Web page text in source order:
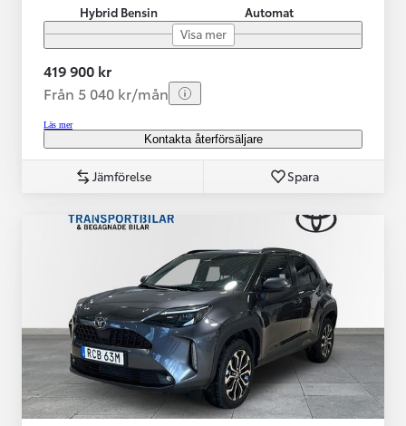
Hybrid Bensin
Automat
Visa mer
419 900 kr
Från 5 040 kr/mån
Läs mer
Kontakta återförsäljare
Jämförelse Spara